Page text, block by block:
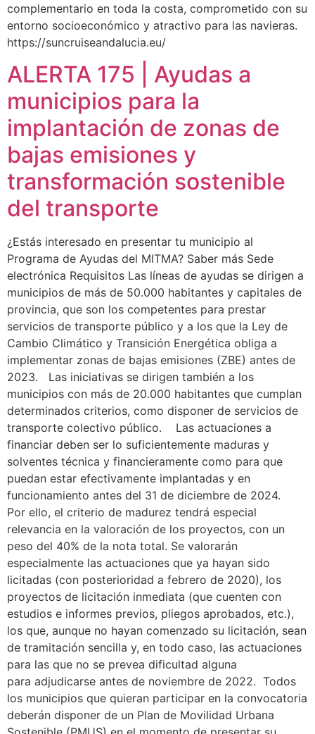
complementario en toda la costa, comprometido con su
entorno socioeconómico y atractivo para las navieras.
https://suncruiseandalucia.eu/
ALERTA 175 | Ayudas a
municipios para la
implantación de zonas de
bajas emisiones y
transformación sostenible
del transporte
¿Estás interesado en presentar tu municipio al
Programa de Ayudas del MITMA? Saber más Sede
electrónica Requisitos Las líneas de ayudas se dirigen a
municipios de más de 50.000 habitantes y capitales de
provincia, que son los competentes para prestar
servicios de transporte público y a los que la Ley de
Cambio Climático y Transición Energética obliga a
implementar zonas de bajas emisiones (ZBE) antes de
2023. Las iniciativas se dirigen también a los
municipios con más de 20.000 habitantes que cumplan
determinados criterios, como disponer de servicios de
transporte colectivo público. Las actuaciones a
financiar deben ser lo suficientemente maduras y
solventes técnica y financieramente como para que
puedan estar efectivamente implantadas y en
funcionamiento antes del 31 de diciembre de 2024.
Por ello, el criterio de madurez tendrá especial
relevancia en la valoración de los proyectos, con un
peso del 40% de la nota total. Se valorarán
especialmente las actuaciones que ya hayan sido
licitadas (con posterioridad a febrero de 2020), los
proyectos de licitación inmediata (que cuenten con
estudios e informes previos, pliegos aprobados, etc.),
los que, aunque no hayan comenzado su licitación, sean
de tramitación sencilla y, en todo caso, las actuaciones
para las que no se prevea dificultad alguna
para adjudicarse antes de noviembre de 2022. Todos
los municipios que quieran participar en la convocatoria
deberán disponer de un Plan de Movilidad Urbana